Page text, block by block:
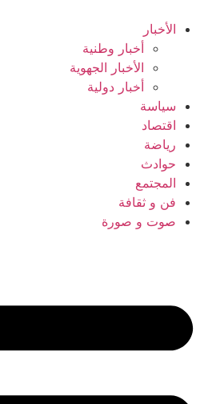
الأخبار
أخبار وطنية
الأخبار الجهوية
أخبار دولية
سياسة
اقتصاد
رياضة
حوادث
المجتمع
فن و ثقافة
صوت و صورة